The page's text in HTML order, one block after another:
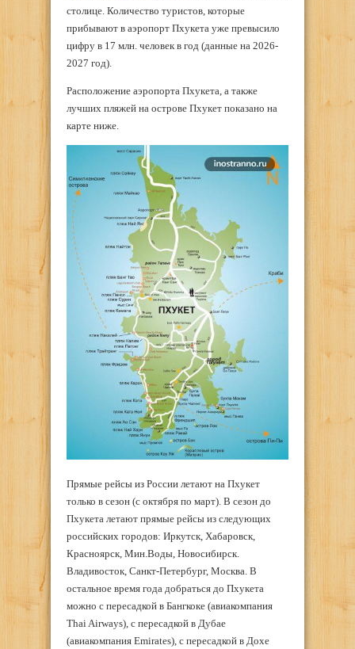
столице. Количество туристов, которые
прибывают в аэропорт Пхукета уже превысило
цифру в 17 млн. человек в год (данные на 2026-
2027 год).
Расположение аэропорта Пхукета, а также
лучших пляжей на острове Пхукет показано на
карте ниже.
Прямые рейсы из России летают на Пхукет
только в сезон (с октября по март). В сезон до
Пхукета летают прямые рейсы из следующих
российских городов: Иркутск, Хабаровск,
Красноярск, Мин.Воды, Новосибирск.
Владивосток, Санкт-Петербург, Москва. В
остальное время года добраться до Пхукета
можно с пересадкой в Бангкоке (авиакомпания
Thai Airways), с пересадкой в Дубае
(авиакомпания Emirates), с пересадкой в Дохе